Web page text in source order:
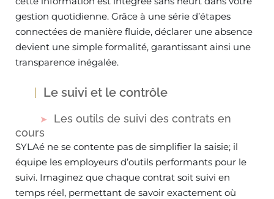
gestion quotidienne. Grâce à une série d’étapes
connectées de manière fluide, déclarer une absence
devient une simple formalité, garantissant ainsi une
transparence inégalée.
Le suivi et le contrôle
Les outils de suivi des contrats en
cours
SYLAé ne se contente pas de simplifier la saisie; il
équipe les employeurs d’outils performants pour le
suivi. Imaginez que chaque contrat soit suivi en
temps réel, permettant de savoir exactement où